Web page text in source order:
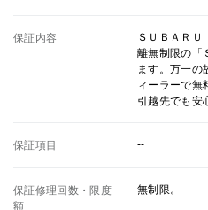
保証内容
ＳＵＢＡＲ
離無制限の「
ます。万一の
ィーラーで無
引越先でも安
保証項目 --
保証修理回数・限度
額
無制限。